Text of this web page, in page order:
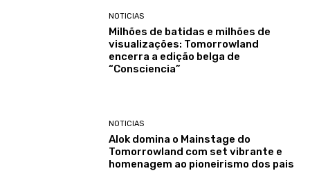
NOTICIAS
Milhões de batidas e milhões de
visualizações: Tomorrowland
encerra a edição belga de
“Consciencia”
NOTICIAS
Alok domina o Mainstage do
Tomorrowland com set vibrante e
homenagem ao pioneirismo dos pais